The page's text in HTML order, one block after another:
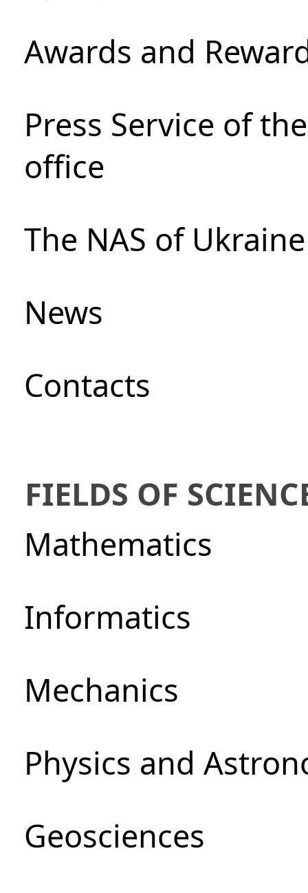
Awards and
Press Service of
office
The NAS of
News
Сontacts
FIELDS OF
Mathematics
Informatics
Mechanics
Physics and
Geosciences